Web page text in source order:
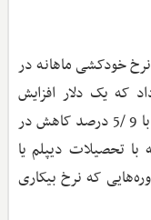
با استفاده از نرخ خودکشی ماهانه در
۱۹۹۰ تا ۲۰۱۵ نشان داد که یک دلار افزایش
تعدیل‌شده با نرخ تورم در حداقل دستمزد، با 9 /5 درصد کاهش در
میان بزرگسالان ۱۸ تا ۶۴ساله با تحصیلات دیپلم یا
که نرخ بیکاری